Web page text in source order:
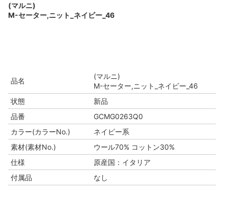
(マルニ)
M-セーター,ニット_ネイビー_46
品名
(マルニ)
M-セーター,ニット_ネイビー_46
状態
新品
品番
GCMG0263Q0
カラー(カラーNo.)
ネイビー系
素材(素材No.)
ウール70% コットン30%
仕様
原産国：イタリア
付属品
なし